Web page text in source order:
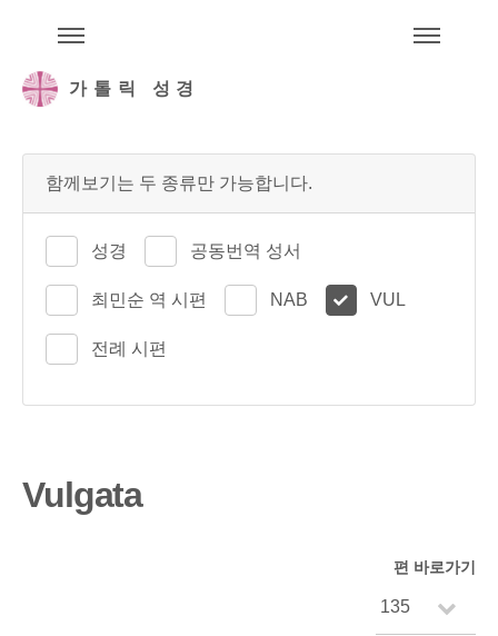
가톨릭 성경
함께보기는 두 종류만 가능합니다.
성경 공동번역 성서
최민순 역 시편 NAB VUL
전례 시편
Vulgata
편 바로가기